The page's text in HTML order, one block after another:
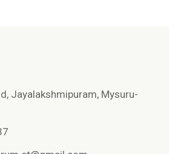
Jayalakshmipuram, Mysuru-